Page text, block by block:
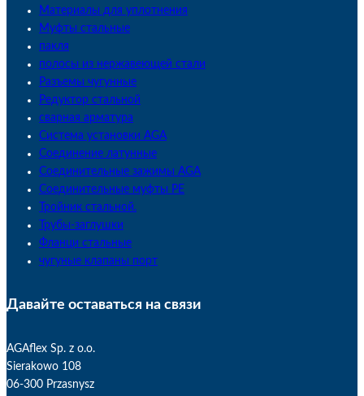
Материалы для уплотнения
Муфты стальные
пакля
полосы из нержавеющей стали
Разъемы чугунные
Редуктор стальной
сварная арматура
Система установки AGA
Соединение латунные
Соединительные зажимы AGA
Соединительные муфты PE
Тройник стальной.
Трубы-заглушки
Фланци стальные
чугуные клапаны порт
Давайте оставаться на связи
AGAflex Sp. z o.o.
Sierakowo 108
06-300 Przasnysz